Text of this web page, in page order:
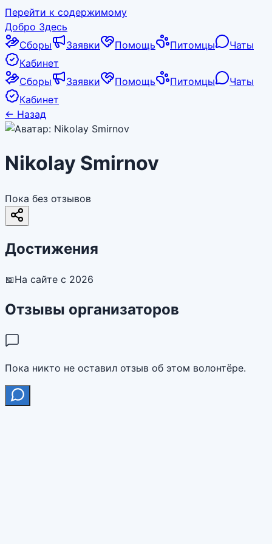
Перейти к содержимому
Добро Здесь
Сборы
Заявки Помощь Питомцы
Чаты
Кабинет
Сборы
Заявки Помощь Питомцы
Чаты
Кабинет
← Назад
Nikolay Smirnov
Пока без отзывов
Достижения
📅На сайте с 2026
Отзывы организаторов
Пока никто не оставил отзыв об этом волонтёре.